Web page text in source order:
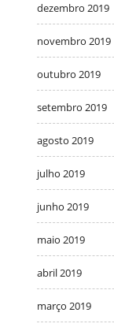
dezembro 2019
novembro 2019
outubro 2019
setembro 2019
agosto 2019
julho 2019
junho 2019
maio 2019
abril 2019
março 2019